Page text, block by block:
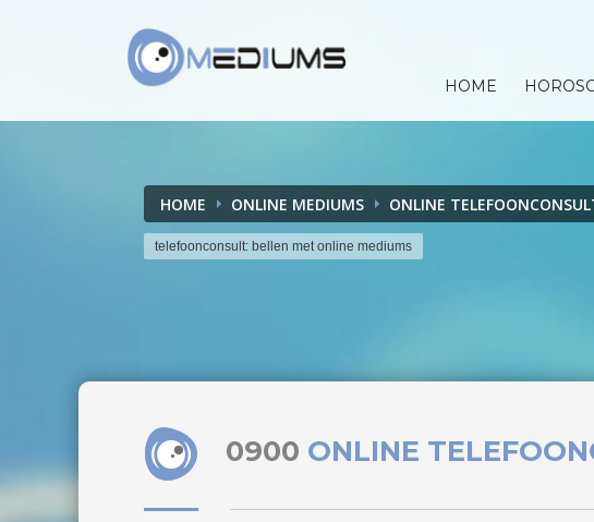
HOME
HOME ONLINE MEDIUMS ONLINE
telefoonconsult: bellen met online mediums
0900 ONLINE